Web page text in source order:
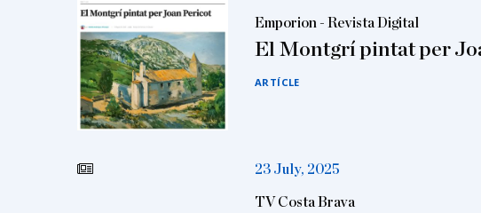
Emporion - Revista Digital
El Montgrí pintat per
ARTÍCLE
23 July, 2025
TV Costa Brava